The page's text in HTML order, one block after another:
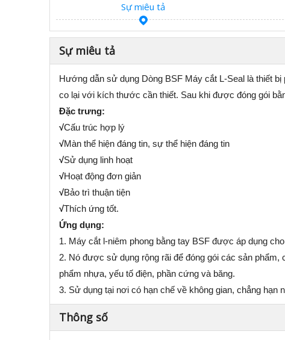
Sự miêu tả
Sự miêu tả
Hướng dẫn sử dụng Dòng BSF Máy cắt L-Seal là thiết
co lại với kích thước cần thiết. Sau khi được đóng gói
Đặc trưng:
√Cấu trúc hợp lý
√Màn thể hiện đáng tin, sự thể hiện đáng tin
√Sử dụng linh hoạt
√Hoạt động đơn giản
√Bảo trì thuận tiện
√Thích ứng tốt.
Ứng dụng:
1. Máy cắt l-niêm phong bằng tay BSF được áp dụng
2. Nó được sử dụng rộng rãi để đóng gói các sản
phẩm nhựa, yếu tố điện, phần cứng và băng.
3. Sử dụng tại nơi có hạn chế về không gian, chẳng hạn
Thông số